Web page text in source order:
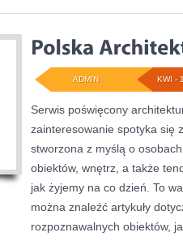
KWI -
ADMIN
Serwis poświęcony
zainteresowanie spotyka się
stworzona z myślą o
obiektów, wnętrz, a także
jak żyjemy na co dzień. To
można znaleźć artykuły
rozpoznawalnych obiektów,